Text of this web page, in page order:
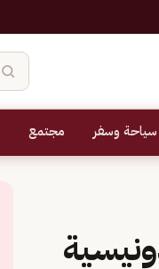
سياحة وسفر مجتمع